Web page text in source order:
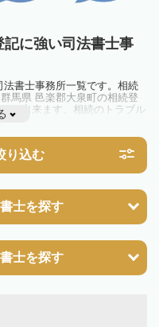
に強い司法書士事
書士事務所一覧です。相続
馬県 邑楽郡大泉町の相続登
が出来ます。相続のトラブル
書士に相談してみましょう。
ら3年以内に登記しないと、
かな手続きが必要です。義務
う。
能です。
が創設されました。遺産分割
は、この制度の活用を検討し
り込む
士を探す
士を探す